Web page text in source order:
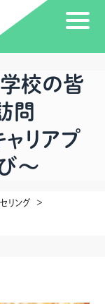
校の皆
問
ャリアプ
～
リング